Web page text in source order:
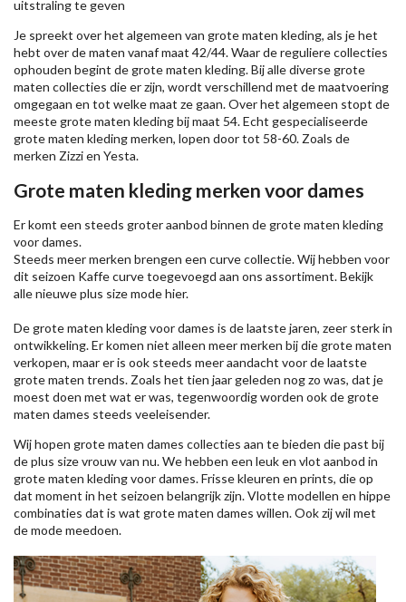
uitstraling te geven
Je spreekt over het algemeen van grote maten kleding, als je het
hebt over de maten vanaf maat 42/44. Waar de reguliere collecties
ophouden begint de grote maten kleding. Bij alle diverse grote
maten collecties die er zijn, wordt verschillend met de maatvoering
omgegaan en tot welke maat ze gaan. Over het algemeen stopt de
meeste grote maten kleding bij maat 54. Echt gespecialiseerde
grote maten kleding merken, lopen door tot 58-60. Zoals de
merken Zizzien Yesta.
Grote maten kleding merken voor dames
Er komt een steeds groter aanbod binnen de grote maten kleding
voor dames.
Steeds meer merken brengen een curve collectie. Wij hebben voor
dit seizoen Kaffecurve toegevoegd aan ons assortiment. Bekijk
alle nieuweplus size modehier.
De grote maten kleding voor dames is de laatste jaren, zeer sterk in
ontwikkeling. Er komen niet alleen meer merken bij die grote maten
verkopen, maar er is ook steeds meer aandacht voor de laatste
grote maten trends. Zoals het tien jaar geleden nog zo was, dat je
moest doen met wat er was, tegenwoordig worden ook de grote
maten dames steeds veeleisender.
Wij hopen grote maten dames collecties aan te bieden die past bij
de plus size vrouw van nu. We hebben een leuk en vlot aanbod in
grote maten kleding voor dames. Frisse kleuren en prints, die op
dat moment in het seizoen belangrijk zijn. Vlotte modellen en hippe
combinaties dat is wat grote maten dames willen. Ook zij wil met
de mode meedoen.